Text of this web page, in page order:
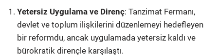
Yetersiz Uygulama ve Direnç: Tanzimat Fermanı,
devlet ve toplum ilişkilerini düzenlemeyi hedefleyen
bir reformdu, ancak uygulamada yetersiz kaldı ve
bürokratik dirençle karşılaştı.